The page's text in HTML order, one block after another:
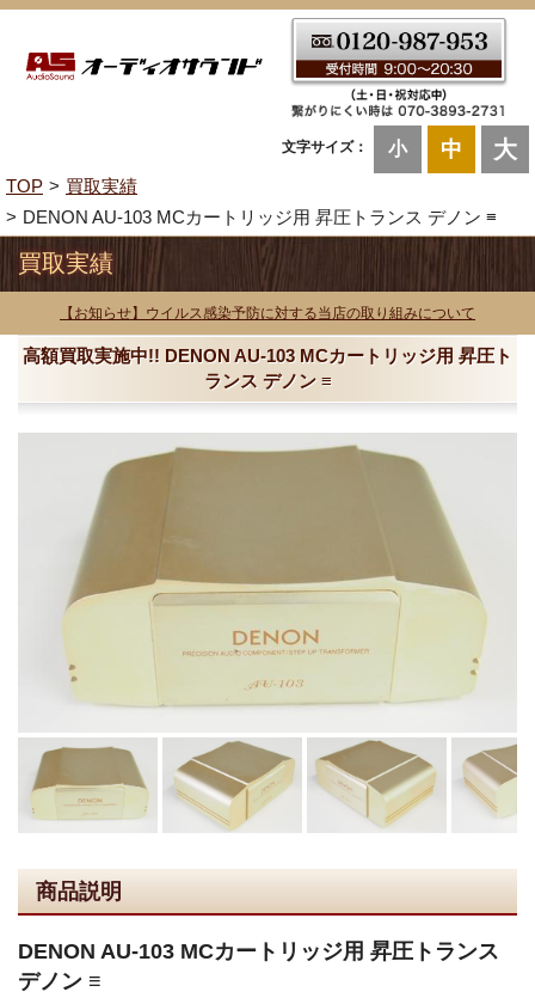
文字サイズ： 小 中 大
TOP
買取実績
DENON AU-103 MCカートリッジ用 昇圧トランス デノン ≡
買取実績
【お知らせ】ウイルス感染予防に対する当店の取り組みについて
高額買取実施中!! DENON AU-103 MCカートリッジ用 昇圧ト
ランス デノン ≡
商品説明
DENON AU-103 MCカートリッジ用 昇圧トランス
デノン ≡